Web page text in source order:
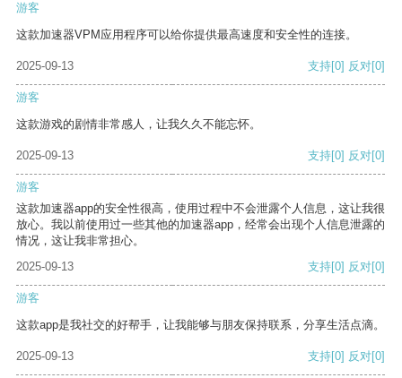
游客
这款加速器VPM应用程序可以给你提供最高速度和安全性的连接。
2025-09-13 支持[0] 反对[0]
游客
这款游戏的剧情非常感人，让我久久不能忘怀。
2025-09-13 支持[0] 反对[0]
游客
这款加速器app的安全性很高，使用过程中不会泄露个人信息，这让我很
放心。我以前使用过一些其他的加速器app，经常会出现个人信息泄露的
情况，这让我非常担心。
2025-09-13
支持[0] 反对[0]
游客
这款app是我社交的好帮手，让我能够与朋友保持联系，分享生活点滴。
2025-09-13 支持[0] 反对[0]